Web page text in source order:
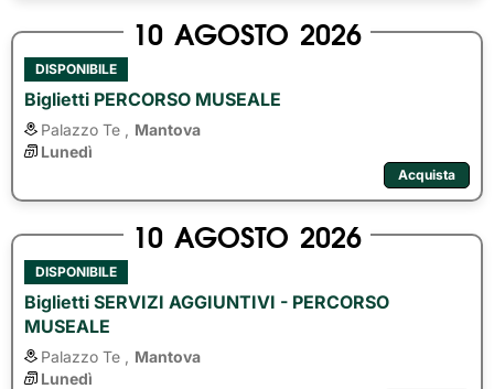
10 AGOSTO 2026
DISPONIBILE
Biglietti PERCORSO MUSEALE
Palazzo Te ,
Mantova
Lunedì
Acquista
10 AGOSTO 2026
DISPONIBILE
Biglietti SERVIZI AGGIUNTIVI - PERCORSO
MUSEALE
Palazzo Te ,
Mantova
Lunedì